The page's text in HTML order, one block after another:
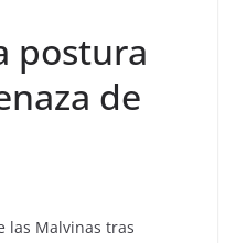
postura
de
las Malvinas tras